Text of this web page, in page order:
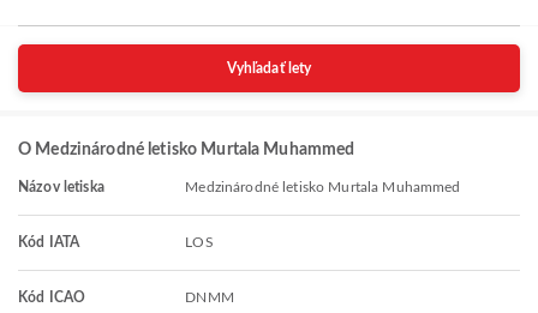
Vyhľadať lety
O Medzinárodné letisko Murtala Muhammed
Názov letiska Medzinárodné letisko Murtala Muhammed
Kód IATA LOS
Kód ICAO DNMM